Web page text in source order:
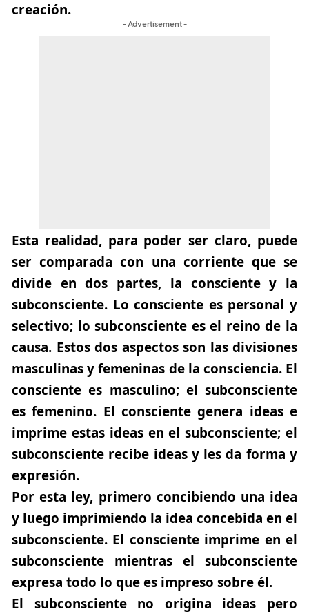
creación.
- Advertisement -
Esta realidad, para poder ser claro, puede
ser comparada con una corriente que se
divide en dos partes, la consciente y la
subconsciente. Lo consciente es personal y
selectivo; lo subconsciente es el reino de la
causa. Estos dos aspectos son las divisiones
masculinas y femeninas de la consciencia. El
consciente es masculino; el subconsciente
es femenino. El consciente genera ideas e
imprime estas ideas en el subconsciente; el
subconsciente recibe ideas y les da forma y
expresión.
Por esta ley, primero concibiendo una idea
y luego imprimiendo la idea concebida en el
subconsciente. El consciente imprime en el
subconsciente mientras el subconsciente
expresa todo lo que es impreso sobre él.
El subconsciente no origina ideas pero